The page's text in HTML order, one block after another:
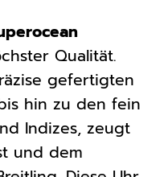
Qualität.
gefertigten
hin zu den fein
Indizes, zeugt
und dem